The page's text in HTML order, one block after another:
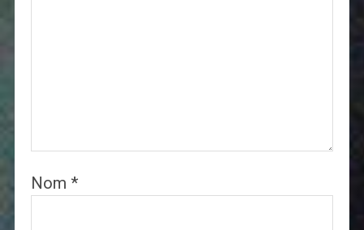
Nom *